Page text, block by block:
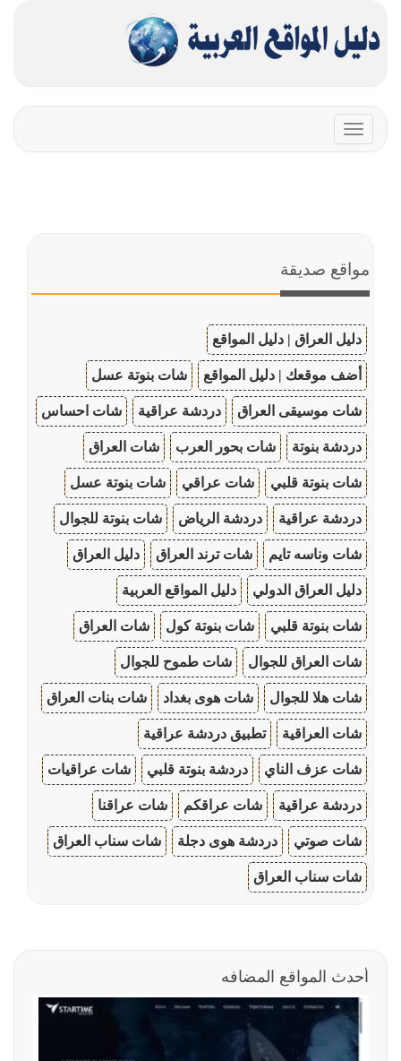
Toggle
navigation
مواقع صديقة
دليل العراق | دليل المواقع
أضف موقعك | دليل المواقع شات بنوتة عسل
شات موسيقى العراق دردشة عراقية شات احساس
دردشة بنوتة شات بحور العرب شات العراق
شات بنوتة قلبي شات عراقي شات بنوتة عسل
دردشة عراقية دردشة الرياض شات بنوتة للجوال
شات وناسه تايم شات ترند العراق دليل العراق
دليل العراق الدولي دليل المواقع العربية
شات بنوتة قلبي شات بنوتة كول شات العراق
شات العراق للجوال شات طموح للجوال
شات هلا للجوال شات هوى بغداد شات بنات العراق
شات العراقية تطبيق دردشة عراقية
شات عزف الناي دردشة بنوتة قلبي شات عراقيات
دردشة عراقية شات عراقكم شات عراقنا
شات صوتي دردشة هوى دجلة شات سناب العراق
شات سناب العراق
أحدث المواقع المضافه